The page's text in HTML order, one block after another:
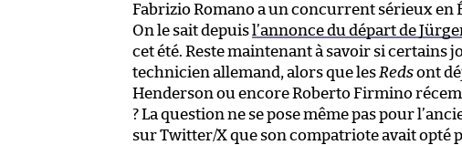
Fabrizio Romano a un concurrent sérieux en
On le sait depuis l’annonce du départ de
cet été. Reste maintenant à savoir si certains
technicien allemand, alors que les Redsont
Henderson ou encore Roberto Firmino
? La question ne se pose même pas pour
sur Twitter/X que son compatriote avait opté